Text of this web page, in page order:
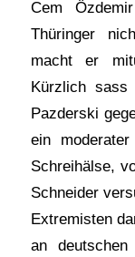
Cem
Thüringer
macht er
Kürzlich
Pazderski
ein
Schreihälse,
Schneider
Extremisten
an